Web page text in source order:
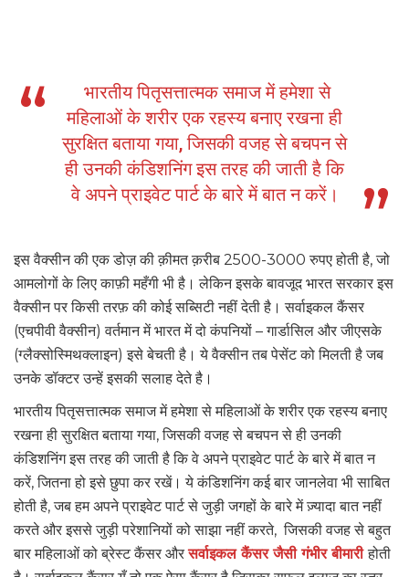
भारतीय पितृसत्तात्मक समाज में हमेशा से
महिलाओं के शरीर एक रहस्य बनाए रखना ही
सुरक्षित बताया गया, जिसकी वजह से बचपन से
ही उनकी कंडिशनिंग इस तरह की जाती है कि
वे अपने प्राइवेट पार्ट के बारे में बात न करें।
इस वैक्सीन की एक डोज़ की क़ीमत क़रीब 2500-3000 रुपए होती है, जो
आमलोगों के लिए काफ़ी महँगी भी है। लेकिन इसके बावजूद भारत सरकार इस
वैक्सीन पर किसी तरफ़ की कोई सब्सिटी नहीं देती है। सर्वाइकल कैंसर
(एचपीवी वैक्सीन) वर्तमान में भारत में दो कंपनियों – गार्डासिल और जीएसके
(ग्लैक्सोस्मिथक्लाइन) इसे बेचती है। ये वैक्सीन तब पेसेंट को मिलती है जब
उनके डॉक्टर उन्हें इसकी सलाह देते है।
भारतीय पितृसत्तात्मक समाज में हमेशा से महिलाओं के शरीर एक रहस्य बनाए
रखना ही सुरक्षित बताया गया, जिसकी वजह से बचपन से ही उनकी
कंडिशनिंग इस तरह की जाती है कि वे अपने प्राइवेट पार्ट के बारे में बात न
करें, जितना हो इसे छुपा कर रखें। ये कंडिशनिंग कई बार जानलेवा भी साबित
होती है, जब हम अपने प्राइवेट पार्ट से जुड़ी जगहों के बारे में ज़्यादा बात नहीं
करते और इससे जुड़ी परेशानियों को साझा नहीं करते, जिसकी वजह से बहुत
बार महिलाओं को ब्रेस्ट कैंसर औरसर्वाइकल कैंसर जैसी गंभीर बीमारीहोती